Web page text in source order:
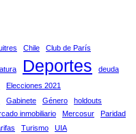
Chile Club de París
Deportes
deuda
Elecciones 2021
Gabinete Género
holdouts
inmobiliario Mercosur
Paridad
Turismo UIA